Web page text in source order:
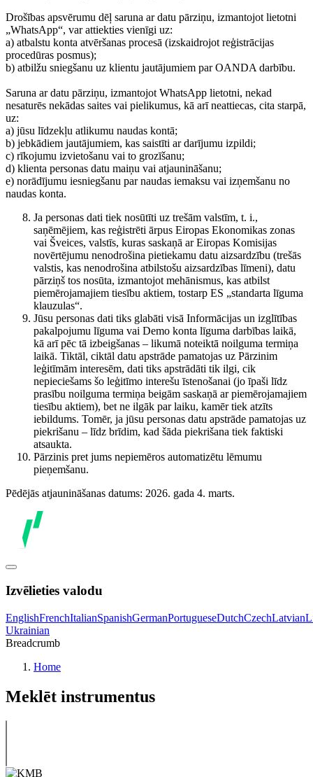
Drošības apsvērumu dēļ saruna ar datu pārziņu, izmantojot lietotni
„WhatsApp“, var attiekties vienīgi uz:
a) atbalstu konta atvēršanas procesā (izskaidrojot reģistrācijas
procedūras posmus);
b) atbilžu sniegšanu uz klientu jautājumiem par OANDA darbību.
Saruna ar datu pārziņu, izmantojot WhatsApp lietotni, nekad
nesaturēs nekādas saites vai pielikumus, kā arī neattiecas, cita starpā,
uz:
a) jūsu līdzekļu atlikumu naudas kontā;
b) jebkādiem jautājumiem, kas saistīti ar darījumu izpildi;
c) rīkojumu izvietošanu vai to grozīšanu;
d) klienta personas datu maiņu vai atjaunināšanu;
e) norādījumu iesniegšanu par naudas iemaksu vai izņemšanu no
naudas konta.
Ja personas dati tiek nosūtīti uz trešām valstīm, t. i.,
saņēmējiem, kas reģistrēti ārpus Eiropas Ekonomikas zonas
vai Šveices, valstīs, kuras saskaņā ar Eiropas Komisijas
novērtējumu nenodrošina pietiekamu datu aizsardzību (trešās
valstis, kas nenodrošina atbilstošu aizsardzības līmeni), datu
pārziņš tos nosūta, izmantojot mehānismus, kas atbilst
piemērojamajiem tiesību aktiem, tostarp ES „standarta līguma
klauzulas“.
Jūsu personas dati tiks glabāti visā Informācijas un izglītības
pakalpojumu līguma vai Demo konta līguma darbības laikā,
kā arī pēc tā izbeigšanas – likumā noteiktā noilguma termiņa
laikā. Tiktāl, ciktāl datu apstrāde pamatojas uz Pārzinim
leģitīmām interesēm, dati tiks apstrādāti tik ilgi, cik
nepieciešams šo leģitīmo interešu īstenošanai (jo īpaši līdz
prasību noilguma termiņa beigām saskaņā ar piemērojamajiem
tiesību aktiem), bet ne ilgāk par laiku, kamēr tiek atzīts
iebildums. Tomēr, ja jūsu personas datu apstrāde pamatojas uz
piekrišanu – līdz brīdim, kad šāda piekrišana tiek faktiski
atsaukta.
Pārzinis pret jums nepiemēros automatizētu lēmumu
pieņemšanu.
Pēdējās atjaunināšanas datums: 2026. gada 4. marts.
Izvēlieties valodu
EnglishFrenchItalianSpanishGermanPortugueseDutchCzechLatvian
Ukrainian
Breadcrumb
Home
Meklēt instrumentus